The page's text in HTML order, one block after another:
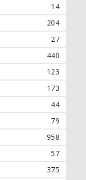
14
204
27
440
123
173
44
79
958
57
375